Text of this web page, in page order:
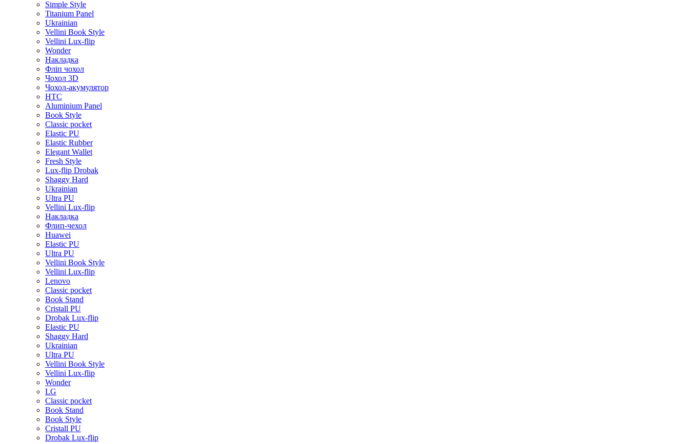
Simple Style
Titanium Panel
Ukrainian
Vellini Book Style
Vellini Lux-flip
Wonder
Накладка
Фліп чохол
Чохол 3D
Чохол-акумулятор
HTC
Aluminium Panel
Book Style
Classic pocket
Elastic PU
Elastic Rubber
Elegant Wallet
Fresh Style
Lux-flip Drobak
Shaggy Hard
Ukrainian
Ultra PU
Vellini Lux-flip
Накладка
Флип-чехол
Huawei
Elastic PU
Ultra PU
Vellini Book Style
Vellini Lux-flip
Lenovo
Classic pocket
Book Stand
Cristall PU
Drobak Lux-flip
Elastic PU
Shaggy Hard
Ukrainian
Ultra PU
Vellini Book Style
Vellini Lux-flip
Wonder
LG
Classic pocket
Book Stand
Book Style
Cristall PU
Drobak Lux-flip